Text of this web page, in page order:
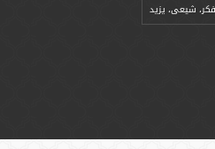
فکر، شیعی، یزيد